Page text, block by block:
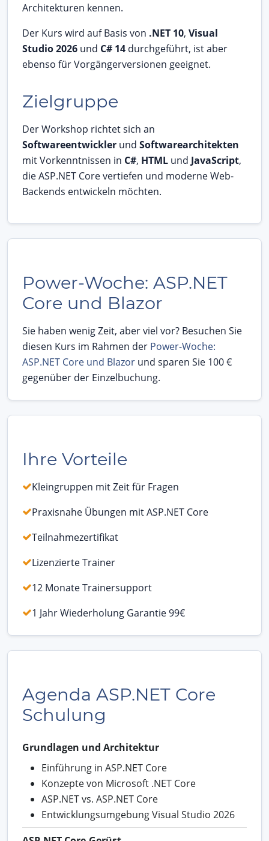
Architekturen kennen.
Der Kurs wird auf Basis von .NET 10, Visual
Studio 2026 und C# 14 durchgeführt, ist aber
ebenso für Vorgängerversionen geeignet.
Zielgruppe
Der Workshop richtet sich an
Softwareentwickler und Softwarearchitekten
mit Vorkenntnissen in C#, HTML und JavaScript,
die ASP.NET Core vertiefen und moderne Web-
Backends entwickeln möchten.
Power-Woche: ASP.NET
Core und Blazor
Sie haben wenig Zeit, aber viel vor? Besuchen Sie
diesen Kurs im Rahmen der Power-Woche:
ASP.NET Core und Blazor und sparen Sie 100 €
gegenüber der Einzelbuchung.
Ihre Vorteile
Kleingruppen mit Zeit für Fragen
Praxisnahe Übungen mit ASP.NET Core
Teilnahmezertifikat
Lizenzierte Trainer
12 Monate Trainersupport
1 Jahr Wiederholung Garantie 99€
Agenda ASP.NET Core
Schulung
Grundlagen und Architektur
Einführung in ASP.NET Core
Konzepte von Microsoft .NET Core
ASP.NET vs. ASP.NET Core
Entwicklungsumgebung Visual Studio 2026